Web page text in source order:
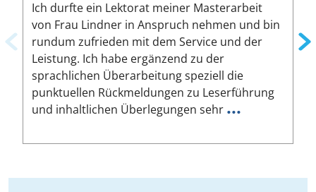
Ich durfte ein Lektorat meiner Masterarbeit
von Frau Lindner in Anspruch nehmen und bin
rundum zufrieden mit dem Service und der
Leistung. Ich habe ergänzend zu der
sprachlichen Überarbeitung speziell die
punktuellen Rückmeldungen zu Leserführung
und inhaltlichen Überlegungen sehr ...